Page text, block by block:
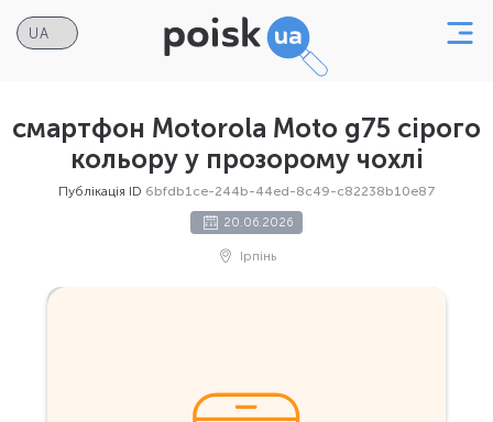
смартфон Motorola Moto g75 сірого
кольору у прозорому чохлі
Публікація ID 6bfdb1ce-244b-44ed-8c49-c82238b10e87
20.06.2026
Ірпінь